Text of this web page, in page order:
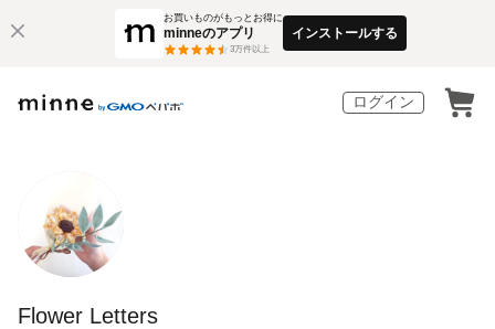
お買いものがもっとお得に
minneのアプリ
3万件以上
インストールする
ログイン
Flower Letters